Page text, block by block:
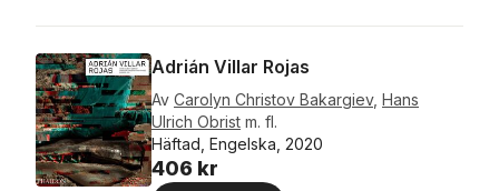
Adrián Villar Rojas
Av Carolyn Christov Bakargiev, Hans
Ulrich Obrist m. fl.
Häftad, Engelska, 2020
406 kr